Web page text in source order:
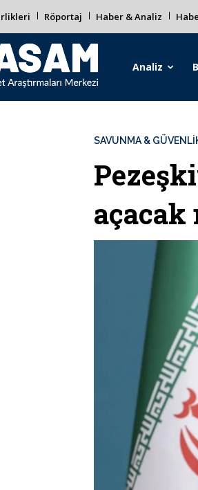
Röportaj Haber & Analiz
Analiz
SAVUNMA &
açacak